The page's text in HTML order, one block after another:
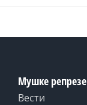
Мушке
Вести